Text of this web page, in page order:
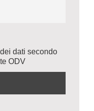
dati secondo
ODV